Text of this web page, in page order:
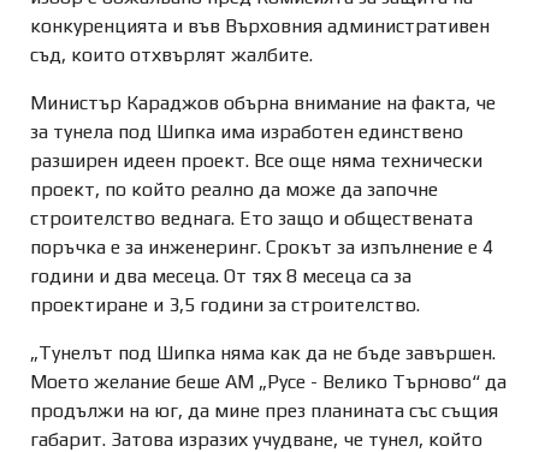
конкуренцията и във Върховния административен
съд, които отхвърлят жалбите.
Министър Караджов обърна внимание на факта, че
за тунела под Шипка има изработен единствено
разширен идеен проект. Все още няма технически
проект, по който реално да може да започне
строителство веднага. Ето защо и обществената
поръчка е за инженеринг. Срокът за изпълнение е 4
години и два месеца. От тях 8 месеца са за
проектиране и 3,5 години за строителство.
„Тунелът под Шипка няма как да не бъде завършен.
Моето желание беше АМ „Русе - Велико Търново“ да
продължи на юг, да мине през планината със същия
габарит. Затова изразих учудване, че тунел, който